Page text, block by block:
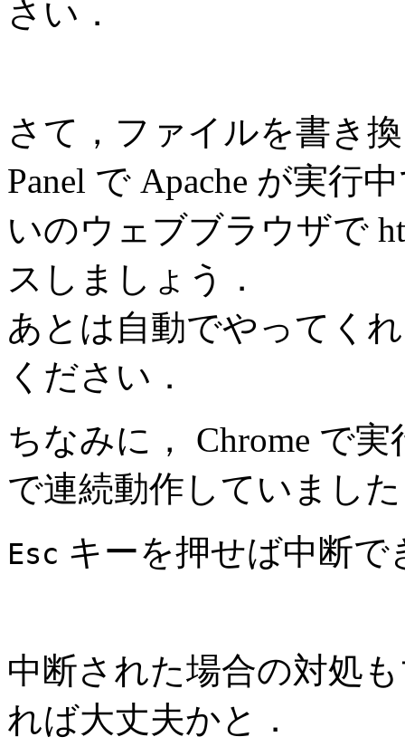
さい．
さて，ファイルを書き
Panel で Apache が実行
いのウェブブラウザで
スしましょう．
あとは自動でやってく
ください．
ちなみに， Chrome で
で連続動作していまし
Esc キーを押せば中断で
中断された場合の対処
れば大丈夫かと．